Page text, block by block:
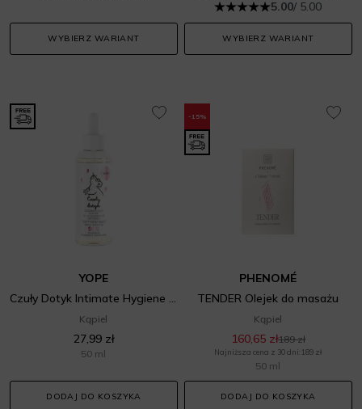
WYBIERZ WARIANT
5.00/ 5.00
WYBIERZ WARIANT
YOPE
Czuły Dotyk Intimate Hygiene Oil
Kąpiel
27,99 zł
50 ml
DODAJ DO KOSZYKA
-15%
PHENOMÉ
TENDER Olejek do masażu
Kąpiel
160,65 zł189 zł
Najniższa cena z 30 dni: 189 zł
50 ml
DODAJ DO KOSZYKA